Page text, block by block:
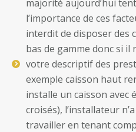
majorité aujourd’hui
l’importance de ces
interdit de disposer des
bas de gamme donc si il
votre descriptif des
exemple caisson haut
installe un caisson avec
croisés), l’installateur
travailler en tenant